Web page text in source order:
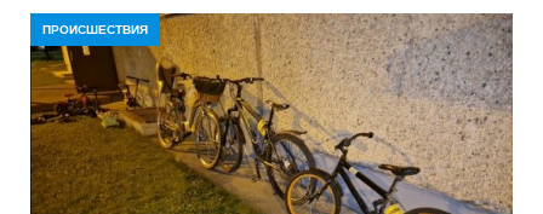
ПРОИСШЕСТВИЯ